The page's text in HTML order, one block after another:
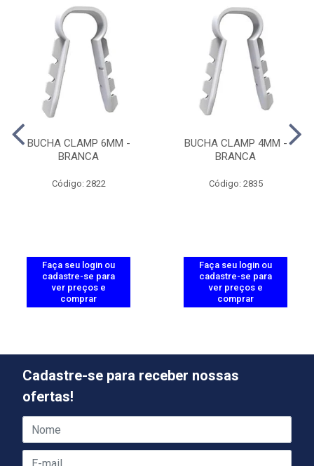
BUCHA CLAMP 6MM -
BRANCA
Código: 2822
Faça seu login ou
cadastre-se para
ver preços e
comprar
BUCHA CLAMP 4MM -
BRANCA
Código: 2835
Faça seu login ou
cadastre-se para
ver preços e
comprar
Cadastre-se para receber nossas
ofertas!